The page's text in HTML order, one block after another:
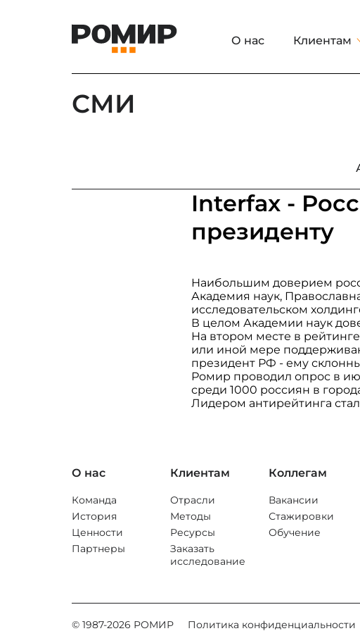
О нас Клиентам
СМИ
Interfax -
президенту
Наибольшим доверием
Академия наук,
исследовательском
В целом Академии наук
На втором месте в
или иной мере
президент РФ - ему
Ромир проводил опрос в
среди 1000 россиян в
Лидером антирейтинга
О нас
Команда
История
Ценности
Партнеры
Клиентам
Отрасли
Методы
Ресурсы
Заказать
исследование
Коллегам
Вакансии
Стажировки
Обучение
© 1987-2026 РОМИР Политика конфиденциальности